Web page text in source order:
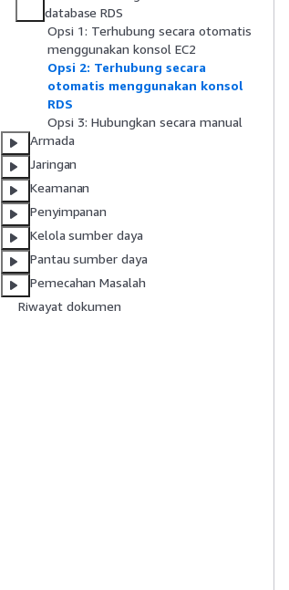
database RDS
Opsi 1: Terhubung secara otomatis
menggunakan konsol EC2
Opsi 2: Terhubung secara
otomatis menggunakan konsol
RDS
Opsi 3: Hubungkan secara manual
Armada
Jaringan
Keamanan
Penyimpanan
Kelola sumber daya
Pantau sumber daya
Pemecahan Masalah
Riwayat dokumen